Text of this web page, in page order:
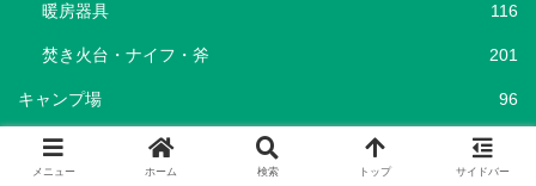
暖房器具 116
焚き火台・ナイフ・斧 201
キャンプ場 96
キャンプ飯
メニュー ホーム 検索 トップ サイドバー